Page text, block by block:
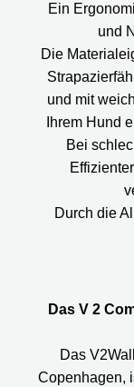
Ein
und
Die
und mit
Ihrem Hund
Bei
Durch die
Das V 2
Das
Copenhagen,